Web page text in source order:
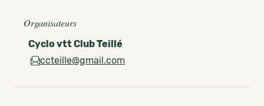
Organisateurs
Cyclo vtt Club Teillé
ccteille@gmail.com